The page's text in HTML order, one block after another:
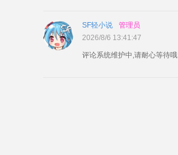
SF轻小说 管理员
2026/8/6 13:41:47
评论系统维护中,请耐心等待哦